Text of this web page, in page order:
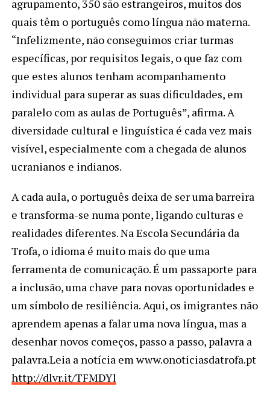
agrupamento, 350 são estrangeiros, muitos dos
quais têm o português como língua não materna.
“Infelizmente, não conseguimos criar turmas
específicas, por requisitos legais, o que faz com
que estes alunos tenham acompanhamento
individual para superar as suas dificuldades, em
paralelo com as aulas de Português”, afirma. A
diversidade cultural e linguística é cada vez mais
visível, especialmente com a chegada de alunos
ucranianos e indianos.
A cada aula, o português deixa de ser uma barreira
e transforma-se numa ponte, ligando culturas e
realidades diferentes. Na Escola Secundária da
Trofa, o idioma é muito mais do que uma
ferramenta de comunicação. É um passaporte para
a inclusão, uma chave para novas oportunidades e
um símbolo de resiliência. Aqui, os imigrantes não
aprendem apenas a falar uma nova língua, mas a
desenhar novos começos, passo a passo, palavra a
palavra.Leia a notícia em www.onoticiasdatrofa.pt
http://dlvr.it/TFMDYl